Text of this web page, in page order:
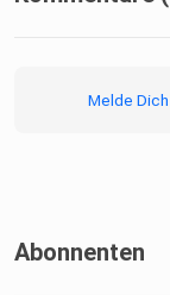
Melde Dich
Abonnenten